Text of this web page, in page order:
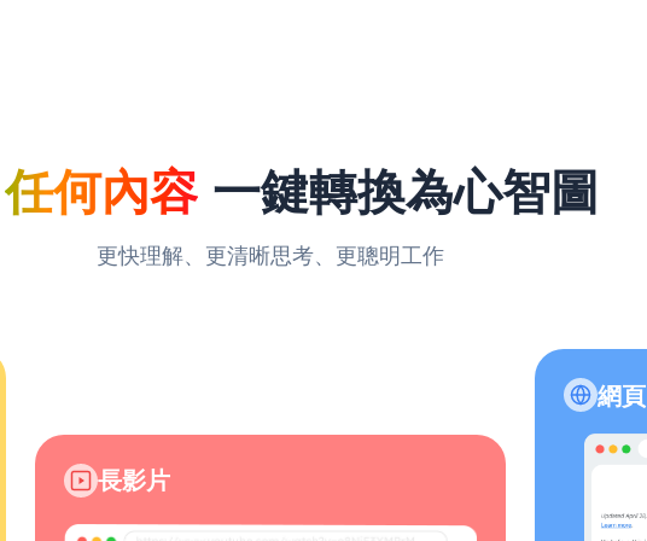
任何內容 一鍵轉換為心智圖
更快理解、更清晰思考、更聰明工作
長影片
網頁